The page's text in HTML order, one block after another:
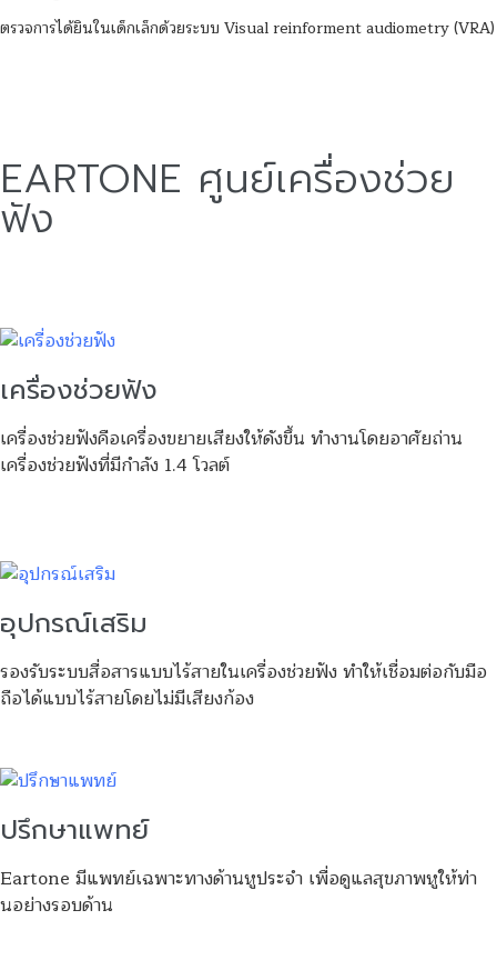
ตรวจการได้ยินในเด็กเล็กด้วยระบบ Visual reinforment audiometry (VRA)
EARTONE ศูนย์เครื่องช่วย
ฟัง
เครื่องช่วยฟัง
เครื่องช่วยฟังคือเครื่องขยายเสียงให้ดังขึ้น ทำงานโดยอาศัยถ่าน
เครื่องช่วยฟังที่มีกำลัง 1.4 โวลต์
อุปกรณ์เสริม
รองรับระบบสื่อสารแบบไร้สายในเครื่องช่วยฟัง ทำให้เชื่อมต่อกับมือ
ถือได้แบบไร้สายโดยไม่มีเสียงก้อง
ปรึกษาแพทย์
Eartone มีแพทย์เฉพาะทางด้านหูประจำ เพื่อดูแลสุขภาพหูให้ท่า
นอย่างรอบด้าน